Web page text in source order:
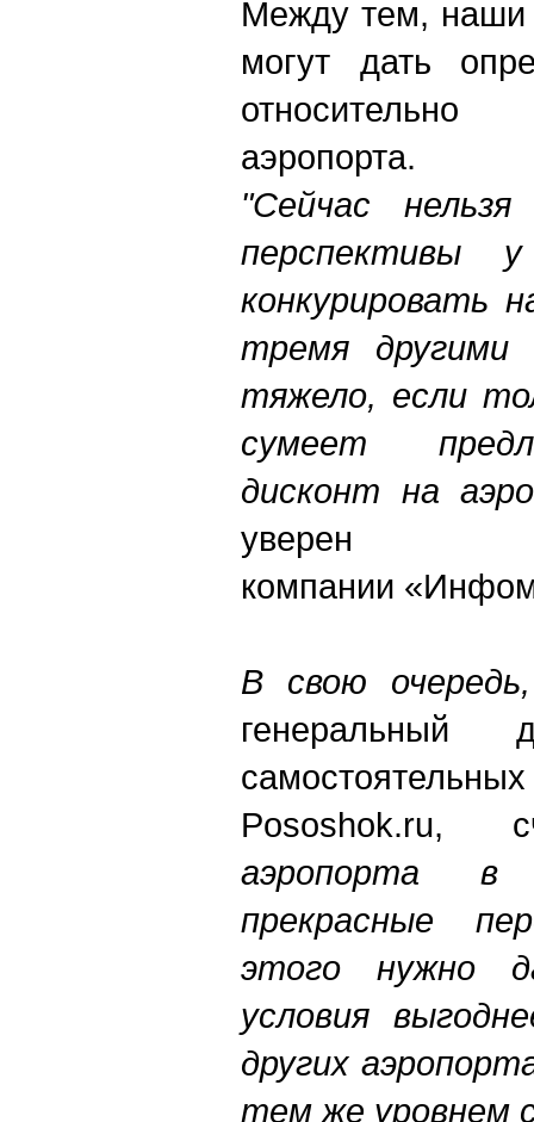
Между тем, наши
могут дать
аэропорта.
"Сейчас
перспективы
конкурировать
тремя другими
тяжело, если
сумеет
дисконт на
уверен
компании
В свою
генеральный
Pososhok.ru,
аэропорта в
прекрасные
этого нужно
условия
других
тем же уровнем